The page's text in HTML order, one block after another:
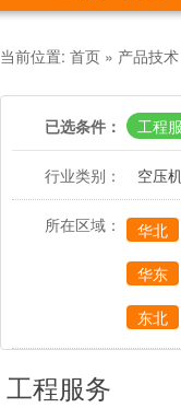
当前位置: 首页 » 产品技术
已选条件： 工程
行业类别： 空压
所在区域： 华北
华东
东北
工程服务